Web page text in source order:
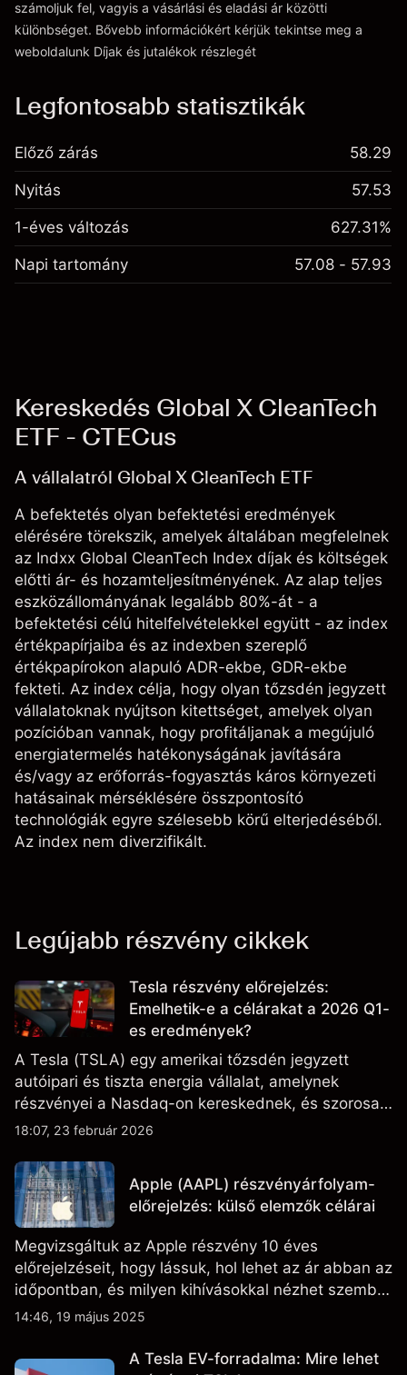
Díjak és jutalékokrészlegét
számoljuk fel, vagyis a vásárlási és eladási ár közötti
különbséget. Bővebb információkért kérjük tekintse meg a
weboldalunk Díjak és jutalékok részlegét
Legfontosabb statisztikák
Előző zárás 58.29
Nyitás 57.53
1-éves változás 627.31%
Napi tartomány 57.08 - 57.93
Kereskedés Global X CleanTech
ETF - CTECus
A vállalatról Global X CleanTech ETF
A befektetés olyan befektetési eredmények
elérésére törekszik, amelyek általában megfelelnek
az Indxx Global CleanTech Index díjak és költségek
előtti ár- és hozamteljesítményének. Az alap teljes
eszközállományának legalább 80%-át - a
befektetési célú hitelfelvételekkel együtt - az index
értékpapírjaiba és az indexben szereplő
értékpapírokon alapuló ADR-ekbe, GDR-ekbe
fekteti. Az index célja, hogy olyan tőzsdén jegyzett
vállalatoknak nyújtson kitettséget, amelyek olyan
pozícióban vannak, hogy profitáljanak a megújuló
energiatermelés hatékonyságának javítására
és/vagy az erőforrás-fogyasztás káros környezeti
hatásainak mérséklésére összpontosító
technológiák egyre szélesebb körű elterjedéséből.
Az index nem diverzifikált.
Legújabb részvény cikkek
Tesla részvény előrejelzés:
Emelhetik-e a célárakat a 2026 Q1-
es eredmények?
A Tesla (TSLA) egy amerikai tőzsdén jegyzett
autóipari és tiszta energia vállalat, amelynek
részvényei a Nasdaq-on kereskednek, és szorosan
figyelik az eredményteljesítményt, a szállítási
fejleményeket.
18:07, 23 február 2026
Apple (AAPL) részvényárfolyam-
előrejelzés: külső elemzők célárai
Megvizsgáltuk az Apple részvény 10 éves
előrejelzéseit, hogy lássuk, hol lehet az ár abban az
időpontban, és milyen kihívásokkal nézhet szembe
a vállalat.
14:46, 19 május 2025
A Tesla EV-forradalma: Mire lehet